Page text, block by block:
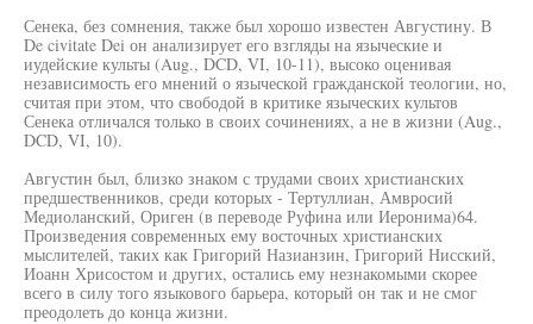
Сенека, без сомнения, также был хорошо известен Августину. В
De civitate Dei он анализирует его взгляды на языческие и
иудейские культы (Aug., DCD, VI, 10-11), высоко оценивая
независимость его мнений о языческой гражданской теологии, но,
считая при этом, что свободой в критике языческих культов
Сенека отличался только в своих сочинениях, а не в жизни (Aug.,
DCD, VI, 10).
Августин был, близко знаком с трудами своих христианских
предшественников, среди которых - Тертуллиан, Амвросий
Медиоланский, Ориген (в переводе Руфина или Иеронима)64.
Произведения современных ему восточных христианских
мыслителей, таких как Григорий Назианзин, Григорий Нисский,
Иоанн Хрисостом и других, остались ему незнакомыми скорее
всего в силу того языкового барьера, который он так и не смог
преодолеть до конца жизни.